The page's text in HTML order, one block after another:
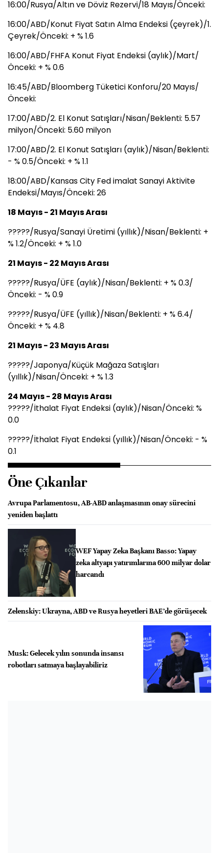
16:00/Rusya/Altın ve Döviz Rezervi/18 Mayıs/Önceki:
16:00/ABD/Konut Fiyat Satın Alma Endeksi (çeyrek)/1.
Çeyrek/Önceki: + % 1.6
16:00/ABD/FHFA Konut Fiyat Endeksi (aylık)/Mart/
Önceki: + % 0.6
16:45/ABD/Bloomberg Tüketici Konforu/20 Mayıs/
Önceki:
17:00/ABD/2. El Konut Satışları/Nisan/Beklenti: 5.57
milyon/Önceki: 5.60 milyon
17:00/ABD/2. El Konut Satışları (aylık)/Nisan/Beklenti:
- % 0.5/Önceki: + % 1.1
18:00/ABD/Kansas City Fed imalat Sanayi Aktivite
Endeksi/Mayıs/Önceki: 26
18 Mayıs - 21 Mayıs Arası
?????/Rusya/Sanayi Üretimi (yıllık)/Nisan/Beklenti: +
% 1.2/Önceki: + % 1.0
21 Mayıs - 22 Mayıs Arası
?????/Rusya/ÜFE (aylık)/Nisan/Beklenti: + % 0.3/
Önceki: - % 0.9
?????/Rusya/ÜFE (yıllık)/Nisan/Beklenti: + % 6.4/
Önceki: + % 4.8
21 Mayıs - 23 Mayıs Arası
?????/Japonya/Küçük Mağaza Satışları
(yıllık)/Nisan/Önceki: + % 1.3
24 Mayıs - 28 Mayıs Arası
?????/İthalat Fiyat Endeksi (aylık)/Nisan/Önceki: %
0.0
?????/İthalat Fiyat Endeksi (yıllık)/Nisan/Önceki: - %
0.1
Öne Çıkanlar
Avrupa Parlamentosu, AB-ABD anlaşmasının onay sürecini
yeniden başlattı
WEF Yapay Zeka Başkanı Basso: Yapay
zeka altyapı yatırımlarına 600 milyar dolar
harcandı
Zelenskiy: Ukrayna, ABD ve Rusya heyetleri BAE’de görüşecek
Musk: Gelecek yılın sonunda insansı
robotları satmaya başlayabiliriz